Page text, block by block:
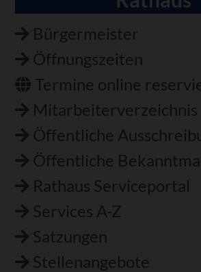
Bürgermeister
Öffnungszeiten
Termine online
Mitarbeiterverzeichnis
Öffentliche
Öffentliche
Rathaus Serviceportal
Services A-Z
Satzungen
Stellenangebote